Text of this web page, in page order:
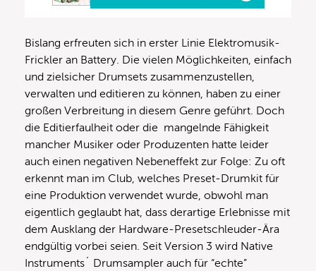
Bislang erfreuten sich in erster Linie Elektromusik-
Frickler an Battery. Die vielen Möglichkeiten, einfach
und zielsicher Drumsets zusammenzustellen,
verwalten und editieren zu können, haben zu einer
großen Verbreitung in diesem Genre geführt. Doch
die Editierfaulheit oder die mangelnde Fähigkeit
mancher Musiker oder Produzenten hatte leider
auch einen negativen Nebeneffekt zur Folge: Zu oft
erkennt man im Club, welches Preset-Drumkit für
eine Produktion verwendet wurde, obwohl man
eigentlich geglaubt hat, dass derartige Erlebnisse mit
dem Ausklang der Hardware-Presetschleuder-Ära
endgültig vorbei seien. Seit Version 3 wird Native
Instruments´ Drumsampler auch für “echte”